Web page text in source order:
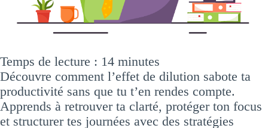
Temps de lecture : 14 minutes
Découvre comment l’effet de dilution sabote ta
productivité sans que tu t’en rendes compte.
Apprends à retrouver ta clarté, protéger ton focus
et structurer tes journées avec des stratégies